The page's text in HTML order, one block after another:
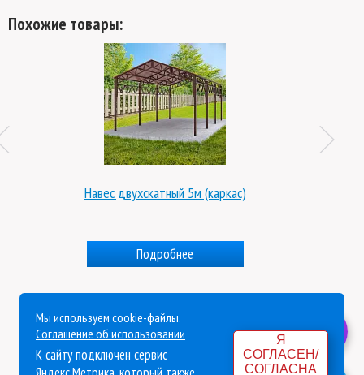
Мы используем cookie-файлы.
Соглашение об использовании
К сайту подключен сервис
Я
СОГЛАСЕН/
СОГЛАСНА
Похожие товары:
Навес двухскатный 5м (каркас)
Подробнее
Политика конфиденциальности
Согласие на обработку персональных данных